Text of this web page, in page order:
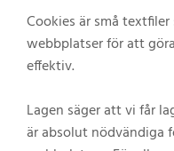
Cookies är små
webbplatser för att
effektiv.
Lagen säger att vi får
är absolut nödvändiga